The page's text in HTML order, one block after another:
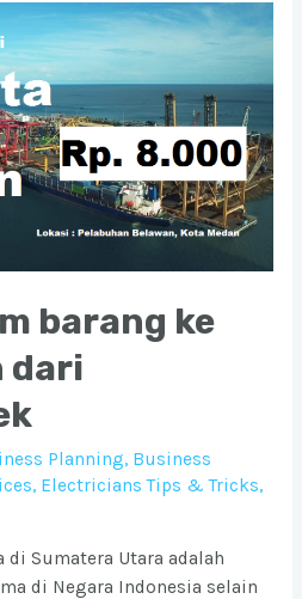
barang ke
dari
Planning, Business
, Electricians Tips & Tricks,
di Sumatera Utara adalah
di Negara Indonesia selain